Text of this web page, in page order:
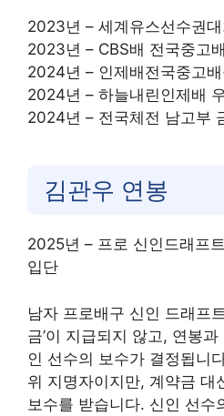
2023년 – 세계유스선수권
2023년 – CBS배 전국중고
2024년 – 인제배전국중고
2024년 – 하늘내린인제배
2024년 – 전국체전 남고부
김관우 연봉
2025년 – 프로 신인드래프
입단
남자 프로배구 신인 드래프
금’이 지급되지 않고, 연봉
인 선수의 보수가 결정됩니
위 지명자이지만, 계약금 대
보수를 받습니다. 신인 선수